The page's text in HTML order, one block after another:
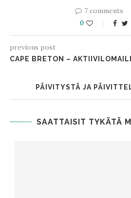
7 comments
0
previous post
CAPE BRETON –
PÄIVITYSTÄ JA
SAATTAISIT TYKÄTÄ